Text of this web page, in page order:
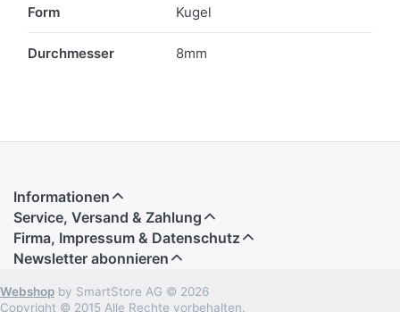
Form Kugel
Durchmesser 8mm
Informationen
Service, Versand & Zahlung
Firma, Impressum & Datenschutz
Newsletter abonnieren
Webshop by SmartStore AG © 2026
Copyright © 2015 Alle Rechte vorbehalten.